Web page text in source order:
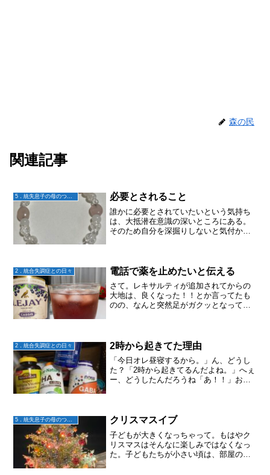
森の民
関連記事
5．統失息子の母のつぶやき 必要とされること
誰かに必要とされていたいという気持ち
は、大抵潜在意識の深いところにある。
そのため自分を深掘りしないと気付かな
100%必要とされている...
2．統合失調症との日々 電話で薬を止めたいと伝える
さて。レキサルティが追加されてからの
大地は、良くなった！！とか言ってたも
のの、なんと突然足がガクッとなって崩
生！！｜速攻でレキサル...
2．統合失調症との日々 2時から起きてた理由
「今日オレ昼寝するから。」ん、どうし
た？「2時から起きてるんだよね。」へぇ
ー、どうしたんだろうね「あ！！」お薬
ないと睡眠に影響が出る...
5．統失息子の母のつぶやき クリスマスイブ
子どもが大きくなっちゃって。もはやク
リスマスはそんなに楽しみではなくなっ
た。子どもたちが小さい頃は、部屋の飾